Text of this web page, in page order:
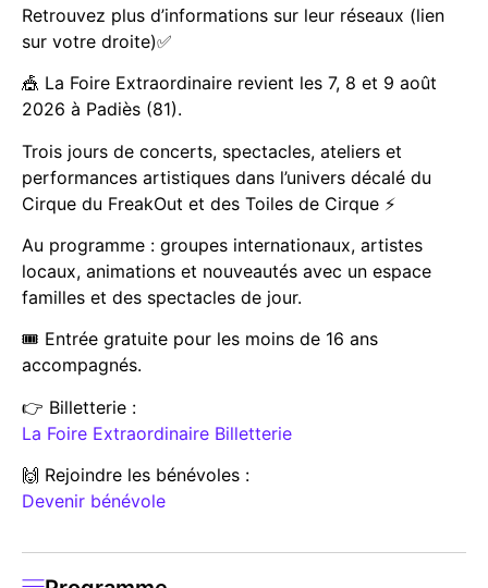
Retrouvez plus d’informations sur leur réseaux (lien
sur votre droite)✅
🎪 La Foire Extraordinaire revient les 7, 8 et 9 août
2026 à Padiès (81).
Trois jours de concerts, spectacles, ateliers et
performances artistiques dans l’univers décalé du
Cirque du FreakOut et des Toiles de Cirque ⚡
Au programme : groupes internationaux, artistes
locaux, animations et nouveautés avec un espace
familles et des spectacles de jour.
🎟️ Entrée gratuite pour les moins de 16 ans
accompagnés.
👉 Billetterie :
La Foire Extraordinaire Billetterie
🙌 Rejoindre les bénévoles :
Devenir bénévole